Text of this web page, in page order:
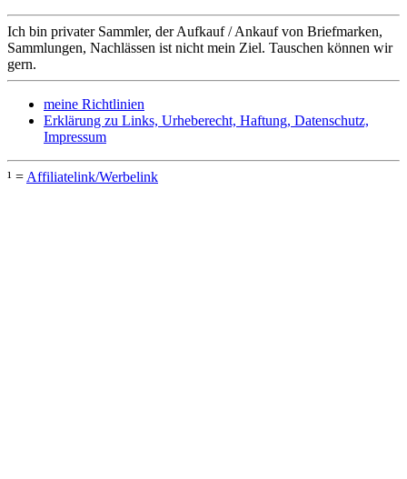
Ich bin privater Sammler, der Aufkauf / Ankauf von Briefmarken,
Sammlungen, Nachlässen ist nicht mein Ziel. Tauschen können wir
gern.
meine Richtlinien
Erklärung zu Links, Urheberecht, Haftung, Datenschutz,
Impressum
¹ = Affiliatelink/Werbelink